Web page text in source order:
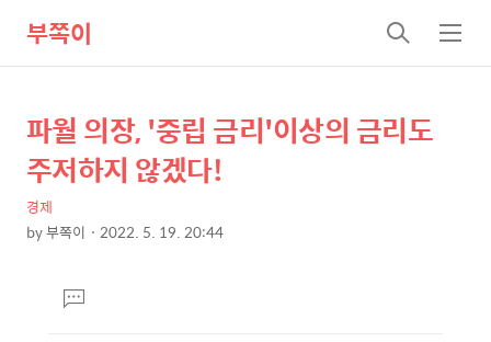
부쪽이
검
색
메
뉴
상
세
컨
텐
본
제
목
파월 의장, '중립 금리'이상의 금리도
주저하지 않겠다!
경제
by부쪽이 2022. 5. 19. 20:44
댓
글